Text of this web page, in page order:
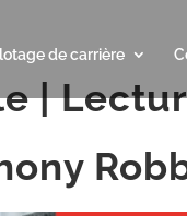
de carrière
|